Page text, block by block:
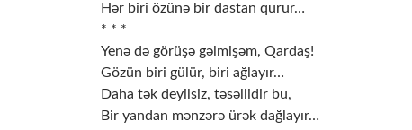
Hər biri özünə bir dastan qurur…
* * *
Yenə də görüşə gəlmişəm, Qardaş!
Gözün biri gülür, biri ağlayır…
Daha tək deyilsiz, təsəllidir bu,
Bir yandan mənzərə ürək dağlayır…